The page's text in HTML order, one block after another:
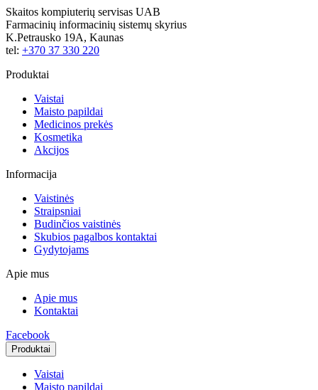
Skaitos kompiuterių servisas UAB
Farmacinių informacinių sistemų skyrius
K.Petrausko 19A, Kaunas
tel: +370 37 330 220
Produktai
Vaistai
Maisto papildai
Medicinos prekės
Kosmetika
Akcijos
Informacija
Vaistinės
Straipsniai
Budinčios vaistinės
Skubios pagalbos kontaktai
Gydytojams
Apie mus
Apie mus
Kontaktai
Facebook
Produktai
Vaistai
Maisto papildai